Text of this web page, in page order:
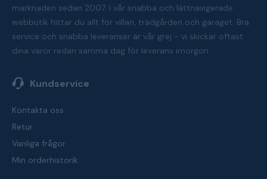
marknaden sedan 2007. I vår snabba och lättnavigerade
webbutik hittar du allt för villan, trädgården och garaget. Bra
service och snabba leveranser är vår grej - vi skickar oftast
dina varor redan samma dag för leverans imorgon.
Kundservice
Kontakta oss
Retur
Vanliga frågor
Min orderhistorik